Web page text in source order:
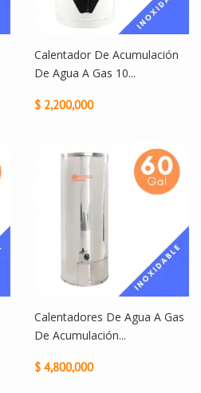
Calentador De Acumulación
De Agua A Gas 10...
$ 2,200,000
Calentadores De Agua A Gas
De Acumulación...
$ 4,800,000